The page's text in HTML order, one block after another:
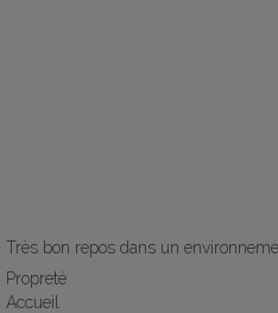
Très bon repos dans un
Propreté
Accueil